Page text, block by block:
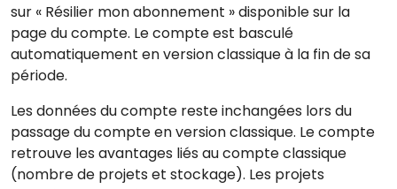
sur « Résilier mon abonnement » disponible sur la
page du compte. Le compte est basculé
automatiquement en version classique à la fin de sa
période.
Les données du compte reste inchangées lors du
passage du compte en version classique. Le compte
retrouve les avantages liés au compte classique
(nombre de projets et stockage). Les projets